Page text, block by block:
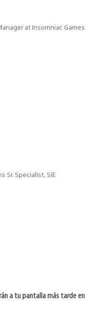
at Insomniac Games
Sr. Specialist, SIE
a tu pantalla más tarde en